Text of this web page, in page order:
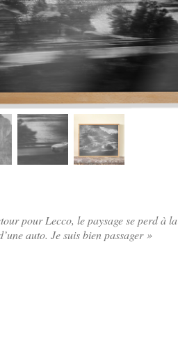
pour Lecco, le paysage se perd à la
auto. Je suis bien passager »